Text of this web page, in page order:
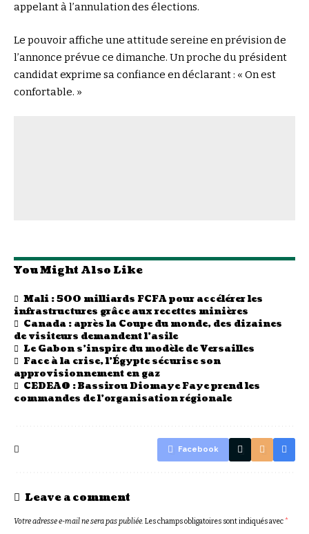
appelant à l’annulation des élections.
Le pouvoir affiche une attitude sereine en prévision de
l’annonce prévue ce dimanche. Un proche du président
candidat exprime sa confiance en déclarant : « On est
confortable. »
You Might Also Like
Mali : 500 milliards FCFA pour accélérer les
infrastructures grâce aux recettes minières
Canada : après la Coupe du monde, des dizaines
de visiteurs demandent l’asile
Le Gabon s’inspire du modèle de Versailles
Face à la crise, l’Égypte sécurise son
approvisionnement en gaz
CEDEAO : Bassirou Diomaye Faye prend les
commandes de l’organisation régionale
Facebook
Leave a comment
Votre adresse e-mail ne sera pas publiée.Les champs obligatoires sont indiqués avec*